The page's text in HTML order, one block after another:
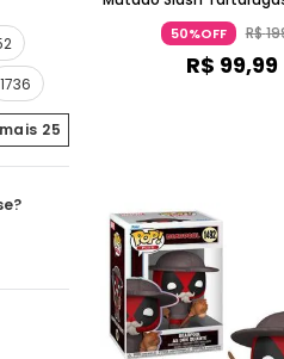
1736
25
Azul Turquesa 9
50%OFF R$
R$ 99,99